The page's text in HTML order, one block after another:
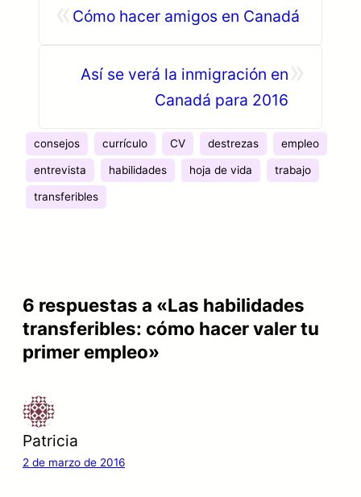
Cómo hacer amigos en Canadá
Así se verá la inmigración en
Canadá para 2016
consejos currículo CV destrezas empleo
entrevista habilidades hoja de vida trabajo
transferibles
6 respuestas a «Las habilidades
transferibles: cómo hacer valer tu
primer empleo»
Patricia
2 de marzo de 2016